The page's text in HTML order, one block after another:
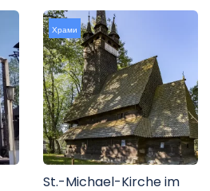
Храми
St.-Michael-Kirche im